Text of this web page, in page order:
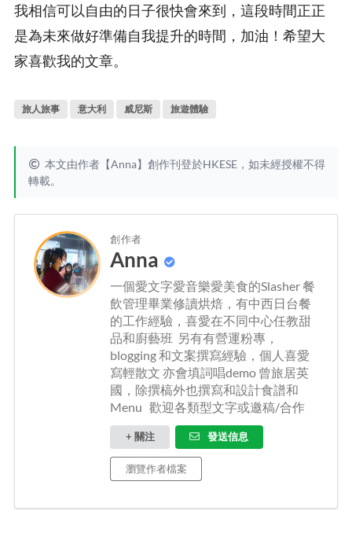
我相信可以自由的日子很快會來到，這段時間正正
是為未來做好準備自我提升的時間，加油！希望大
家喜歡我的文章。
旅人旅事 意大利 威尼斯 旅遊體驗
本文由作者【Anna】創作刊登於HKESE，如未經授權不得
轉載。
創作者
Anna
一個愛文字愛音樂愛美食的Slasher 餐
飲管理畢業修讀烘焙，有中西日台餐
的工作經驗，喜愛在不同中心任教甜
品和廚藝班 另有有營運粉專，
blogging 和文案撰寫經驗，個人喜愛
寫輕散文 亦會填詞唱demo 曾旅居英
國，除撰槁外也撰寫和設計食譜和
Menu 歡迎各類型文字或邀稿/合作
+ 關注 發送信息
瀏覽作者檔案